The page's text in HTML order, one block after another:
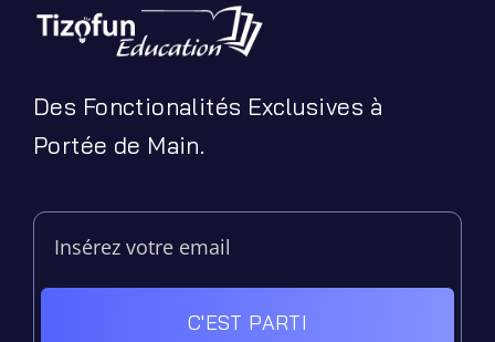
Des Fonctionalités Exclusives à
Portée de Main.
C'EST PARTI